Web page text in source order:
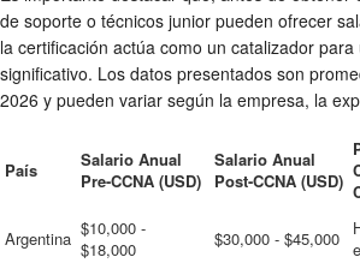
de soporte o técnicos junior pueden ofrecer
la certificación actúa como un catalizador para
significativo. Los datos presentados son
2026 y pueden variar según la empresa, la
País
Salario Anual
Pre-CCNA (USD)
Salario Anual
Post-CCNA (USD)
Argentina $10,000 -
$18,000
$30,000 - $45,000